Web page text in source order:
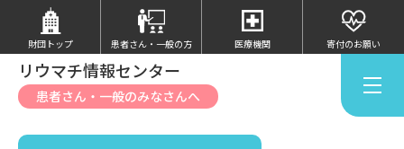
リウマチ情報センター
患者さん・一般のみなさんへ
財団トップ 患者さん・ 一般の方 医療機関 寄付のお願い